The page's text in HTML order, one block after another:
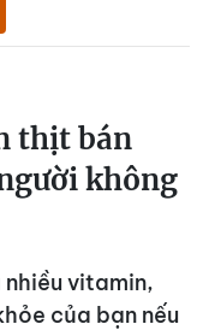
thịt bán
không
vitamin,
của bạn nếu